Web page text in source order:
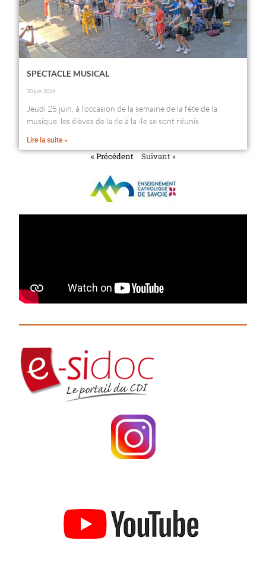
SPECTACLE MUSICAL
30 juin 2026
Jeudi 25 juin, à l’occasion de la semaine de la fête de la
musique, les élèves de la 6e à la 4e se sont réunis
Lire la suite »
« Précédent Suivant »